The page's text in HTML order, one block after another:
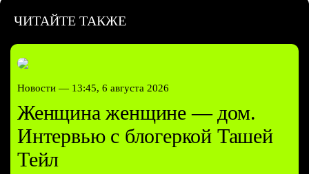
ЧИТАЙТЕ ТАКЖЕ
Новости — 13:45, 6 августа 2026
Женщина женщине — дом.
Интервью с блогеркой Ташей
Тейл